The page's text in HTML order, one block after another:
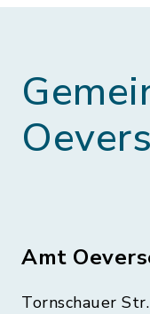
Amt
Tornschauer